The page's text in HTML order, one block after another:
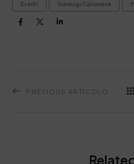
Eventi Gianluigi Calvanese
PREVIOUS ARTICOLO